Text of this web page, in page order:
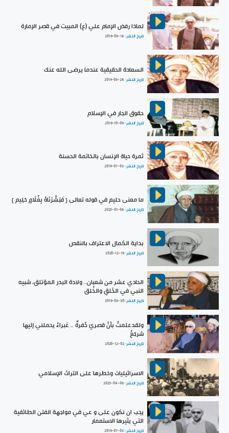
لماذا رفض الإمام علي (ع) المبيت في قصر الإمارة
تاريخ النشر :2019-09-18
السعادة الحقيقية عندما يرضى الله عنك
تاريخ النشر :2019-06-28
حقوق الجار في الإسلام
تاريخ النشر :2019-10-09
ثمرة حياة الإنسان بالخاتمة الحسنة
تاريخ النشر :2019-07-03
ما معنى حليم في قوله تعالى { فَبَشَّرْنَاهُ بِغُلَامٍ حَلِيم }
تاريخ النشر :2025-01-08
بداية الكمال الاعتراف بالنقص
تاريخ النشر :2020-12-19
الحادي عشر من شعبان.. ولادة البدر المؤتلق، شبيه
النبي في الخَلقِ والخُلق
تاريخ النشر :2019-06-30
ولقدعلمتُ بأنَّ قصريَ حُفرةٌ .. غبراءُ يحملني إليها
شرجَعُ
تاريخ النشر :2020-12-02
الاسرائيليات وخطرها على التراث الإسلامي
تاريخ النشر :2025-04-06
يجب ان نكون على و عي في مواجهة الفتن الطائفية
التي يثيرها الاستعمار
تاريخ النشر :2019-07-03